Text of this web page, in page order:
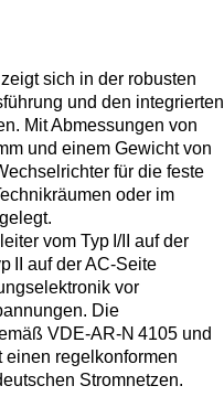
sich in der robusten
und den integrierten
Mit Abmessungen von
und einem Gewicht von
für die feste
oder im
vom Typ I/II auf der
II auf der AC‑Seite
vor
Die
VDE‑AR‑N 4105 und
einen regelkonformen
Stromnetzen.